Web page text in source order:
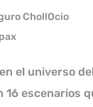
ChollOcio
el universo
16 escenarios